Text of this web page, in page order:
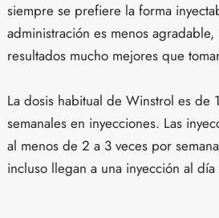
siempre se prefiere la forma
administración es menos
resultados mucho mejores que
La dosis habitual de Winstrol es de
semanales en inyecciones. Las
al menos de 2 a 3 veces por
incluso llegan a una inyección al